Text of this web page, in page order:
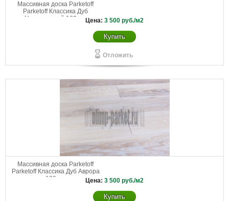
Массивная доска Parketoff
Parketoff Классика Дуб
Натуральный 160 ммЦена: 3 500 руб./м2
Купить
Отложить
Массивная доска Parketoff
Parketoff Классика Дуб Аврора
130 мм
Цена: 3 500 руб./м2
Купить